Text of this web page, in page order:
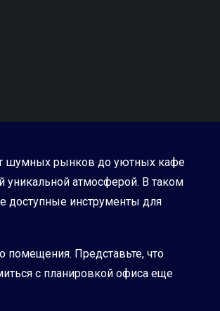
От шумных рынков до уютных кафе
атмосферой. В таком
доступные инструменты для
помещения. Представьте, что
с планировкой офиса еще